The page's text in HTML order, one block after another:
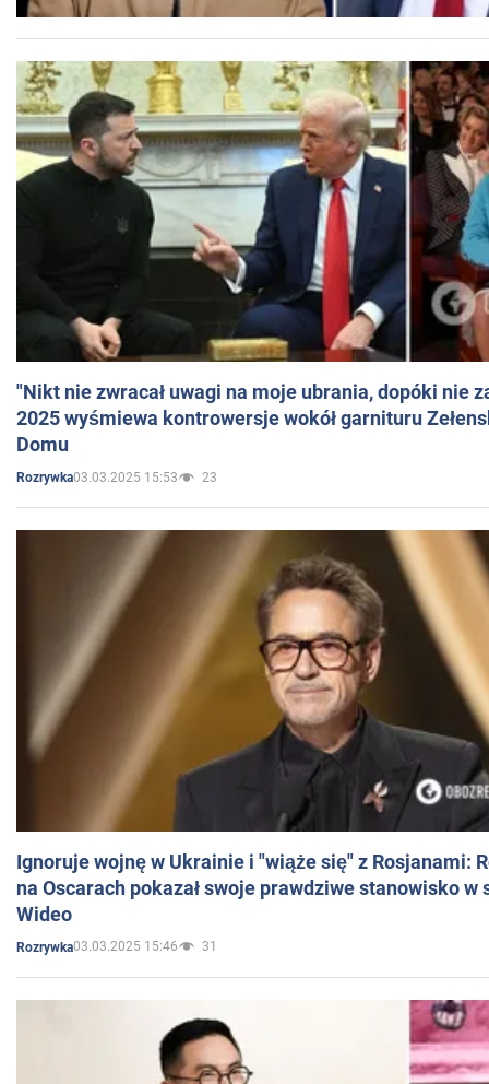
"Nikt nie zwracał uwagi na moje ubrania, dopóki nie
2025 wyśmiewa kontrowersje wokół garnituru
Domu
Rozrywka03.03.2025 15:53 23
Ignoruje wojnę w Ukrainie i "wiąże się" z Rosjanami:
na Oscarach pokazał swoje prawdziwe stanowisko w
Wideo
Rozrywka03.03.2025 15:46 31